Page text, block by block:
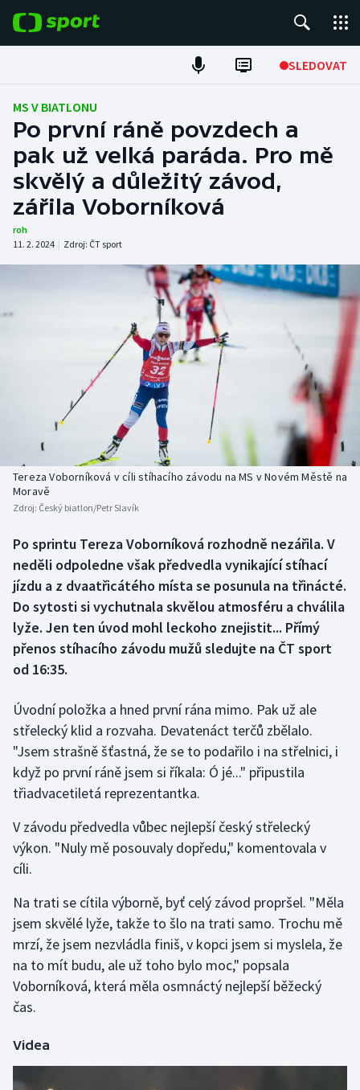
SLEDOVAT
Fotbal
Hokej
Tenis
Atletika
Baseball a softbal
Basketbal
Biatlon
Boby a skeleton
Curling
Dostihy
Florbal
Golf
Gymnastika
Házená
Jezdectví
Judo
Krasobruslení
Lezení
Lyže a snowboard
Motorsport
Historické návraty
Aplikace ČT sport
AZ kvíz
MS V BIATLONU
Po první ráně povzdech a
pak už velká paráda. Pro mě
skvělý a důležitý závod,
zářila Voborníková
roh
11. 2. 2024 | Zdroj: ČT sport
Tereza Voborníková v cíli stíhacího závodu na MS v Novém Městě na
Moravě
Zdroj: Český biatlon/Petr Slavík
Po sprintu Tereza Voborníková rozhodně nezářila. V
neděli odpoledne však předvedla vynikající stíhací
jízdu a z dvaatřicátého místa se posunula na třinácté.
Do sytosti si vychutnala skvělou atmosféru a chválila
lyže. Jen ten úvod mohl leckoho znejistit... Přímý
přenos stíhacího závodu mužů sledujte na ČT sport
od 16:35.
Úvodní položka a hned první rána mimo. Pak už ale
střelecký klid a rozvaha. Devatenáct terčů zbělalo.
"Jsem strašně šťastná, že se to podařilo i na střelnici, i
když po první ráně jsem si říkala: Ó jé..." připustila
třiadvacetiletá reprezentantka.
V závodu předvedla vůbec nejlepší český střelecký
výkon. "Nuly mě posouvaly dopředu," komentovala v
cíli.
Na trati se cítila výborně, byť celý závod propršel. "Měla
jsem skvělé lyže, takže to šlo na trati samo. Trochu mě
mrzí, že jsem nezvládla finiš, v kopci jsem si myslela, že
na to mít budu, ale už toho bylo moc," popsala
Voborníková, která měla osmnáctý nejlepší běžecký
čas.
Videa